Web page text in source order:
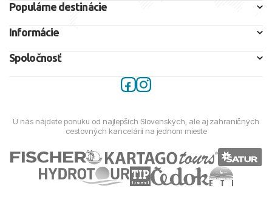
Populárne destinácie
Informácie
Spoločnosť
U nás nájdete ponuku od najlepších Slovenských, ale aj zahraničných
cestovných kancelárií na jednom mieste